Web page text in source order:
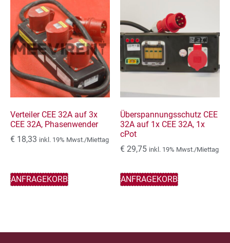
Verteiler CEE 32A auf 3x
CEE 32A, Phasenwender
€ 18,33 inkl. 19% Mwst./Miettag
ANFRAGEKORB
Überspannungsschutz CEE
32A auf 1x CEE 32A, 1x
cPot
€ 29,75 inkl. 19% Mwst./Miettag
ANFRAGEKORB